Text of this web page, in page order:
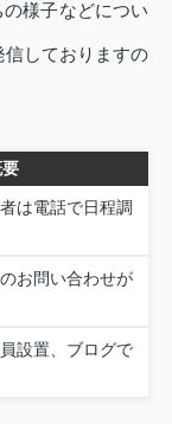
様子などについ
しておりますの
は電話で日程調
お問い合わせが
設置、ブログで